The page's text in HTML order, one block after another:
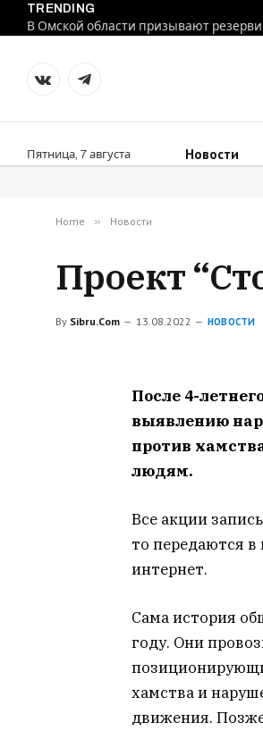
TRENDING
В Омской области призывают
VKontakteTelegram
Пятница, 7 августа Новости
Home » Новости
Проект
By Sibru.Com 13.08.2022 НОВОСТИ
После 4-
выявлению
против
людям.
Все акции
то передаются
интернет.
Сама история
году. Они
хамства и
движения.